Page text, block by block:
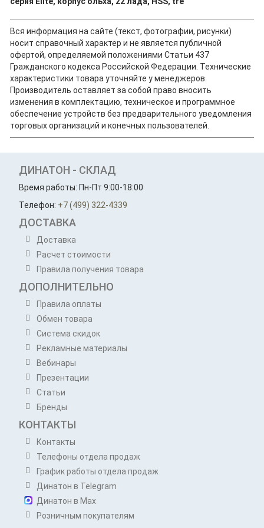
Вся информация на сайте (текст, фотографии, рисунки)
носит справочный характер и не является публичной
офертой, определяемой положениями Статьи 437
Гражданского кодекса Российской Федерации. Технические
характеристики товара уточняйте у менеджеров.
Производитель оставляет за собой право вносить
изменения в комплектацию, техническое и программное
обеспечение устройств без предварительного уведомления
торговых организаций и конечных пользователей.
ДИНАТОН - СКЛАД
Время работы: Пн-Пт 9:00-18:00
Телефон: +7 (499) 322-4339
ДОСТАВКА
Доставка
Расчет стоимости
Правила получения товара
ДОПОЛНИТЕЛЬНО
Правила оплаты
Обмен товара
Система скидок
Рекламные материалы
Вебинары
Презентации
Статьи
Бренды
КОНТАКТЫ
Контакты
Телефоны отдела продаж
График работы отдела продаж
Динатон в Telegram
Динатон в Max
Розничным покупателям